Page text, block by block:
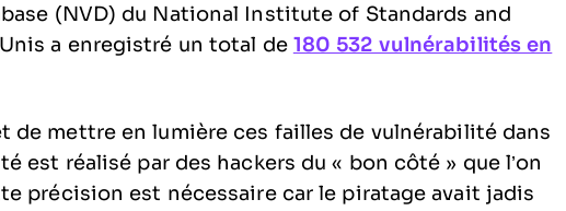
(NVD) du National Institute of Standards and
a enregistré un total de 180 532 vulnérabilités en
de mettre en lumière ces failles de vulnérabilité dans
est réalisé par des hackers du « bon côté » que l’on
précision est nécessaire car le piratage avait jadis